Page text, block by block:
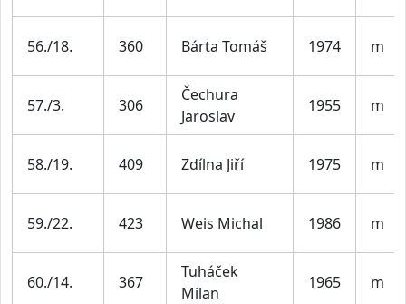
56./18. 360 Bárta Tomáš 1974 m
57./3. 306
Čechura
Jaroslav
1955 m
58./19. 409 Zdílna Jiří 1975 m
59./22. 423 Weis Michal 1986 m
60./14. 367
Tuháček
Milan
1965 m